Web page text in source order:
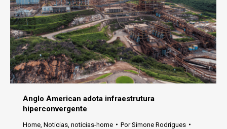
Anglo American adota infraestrutura
hiperconvergente
Home Noticias noticias-home PorSimone Rodrigues